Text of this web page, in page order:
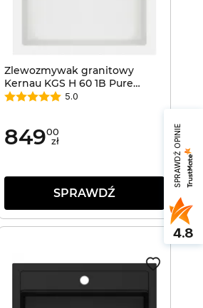
Zlewozmywak granitowy
Kernau KGS H 60 1B Pure
White
5.0
84900
zł
SPRAWDŹ
SPRAWDŹ OPINIE
4.8